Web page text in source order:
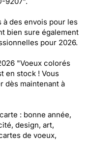
à des envois pour les
bien sure également
pour 2026.
"Voeux colorés
en stock ! Vous
dès maintenant à
: bonne année,
design, art,
de voeux,